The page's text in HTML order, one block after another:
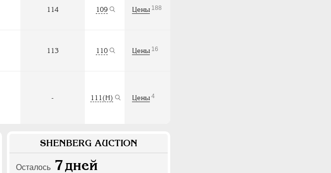
114 109 Цены 188
113 110 Цены 16
- 111(Н) Цены 4
SHENBERG AUCTION
Осталось 7дней